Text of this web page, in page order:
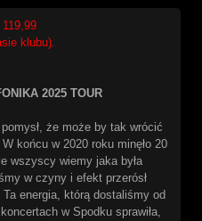
klubu).
2025 TOUR
że może by tak wrócić
końcu w 2020 roku minęło 20
wszyscy wiemy jaka była
w czyny i efekt przerósł
energia, którą dostaliśmy od
w Spodku sprawiła,